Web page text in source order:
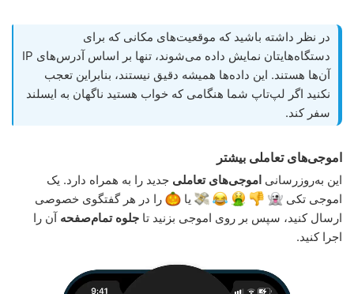
در نظر داشته باشید که موقعیت‌های مکانی که برای
دستگاه‌هایتان نمایش داده می‌شوند، تنها بر اساس آدرس‌های IP
آن‌ها هستند. این داده‌ها همیشه دقیق نیستند، بنابراین تعجب
نکنید اگر لپ‌تاپ شما هنگامی که خواب هستید ناگهان به ایسلند
سفر کند.
اموجی‌های تعاملی بیشتر
این به‌روزرسانی اموجی‌های تعاملی جدید را به همراه دارد. یک
اموجی تکی
یا
را در هر گفتگوی خصوصی
ارسال کنید، سپس بر روی اموجی بزنید تا جلوه تمام‌صفحه آن را
اجرا کنید.